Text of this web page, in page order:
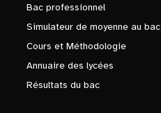
Bac professionnel
Simulateur de moyenne au bac
Cours et Méthodologie
Annuaire des lycées
Résultats du bac